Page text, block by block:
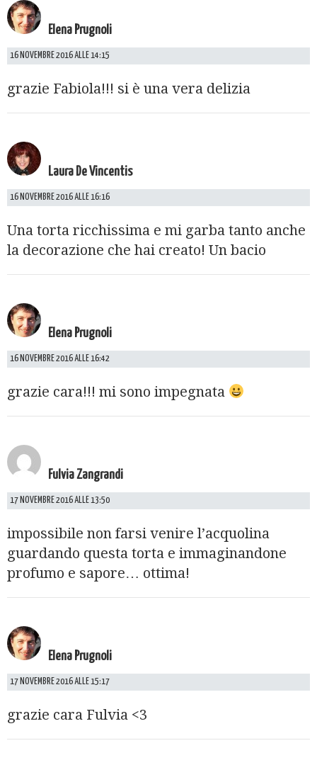
Elena Prugnoli
16 NOVEMBRE 2016 ALLE 14:15
grazie Fabiola!!! si è una vera delizia
Laura De Vincentis
16 NOVEMBRE 2016 ALLE 16:16
Una torta ricchissima e mi garba tanto anche
la decorazione che hai creato! Un bacio
Elena Prugnoli
16 NOVEMBRE 2016 ALLE 16:42
grazie cara!!! mi sono impegnata
Fulvia Zangrandi
17 NOVEMBRE 2016 ALLE 13:50
impossibile non farsi venire l’acquolina
guardando questa torta e immaginandone
profumo e sapore… ottima!
Elena Prugnoli
17 NOVEMBRE 2016 ALLE 15:17
grazie cara Fulvia <3